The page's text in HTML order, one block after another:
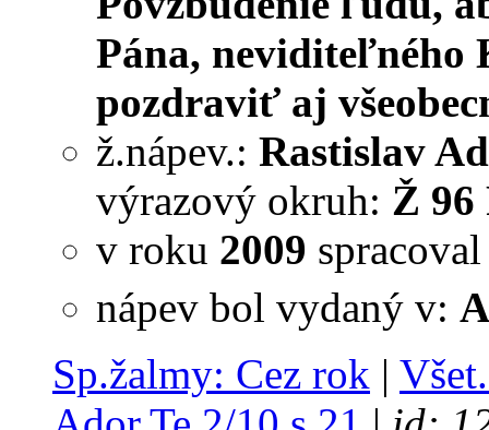
Pána,
pozdraviť aj
ž.nápev.: Rastislav
výrazový okruh: Ž 96
v roku 2009
nápev bol vydaný v:
Sp.žalmy: Cez rok |